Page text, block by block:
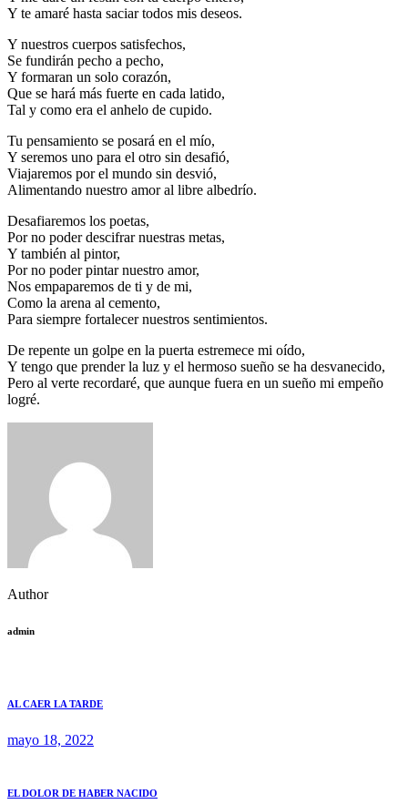
Y te amaré hasta saciar todos mis deseos.
Y nuestros cuerpos satisfechos,
Se fundirán pecho a pecho,
Y formaran un solo corazón,
Que se hará más fuerte en cada latido,
Tal y como era el anhelo de cupido.
Tu pensamiento se posará en el mío,
Y seremos uno para el otro sin desafió,
Viajaremos por el mundo sin desvió,
Alimentando nuestro amor al libre albedrío.
Desafiaremos los poetas,
Por no poder descifrar nuestras metas,
Y también al pintor,
Por no poder pintar nuestro amor,
Nos empaparemos de ti y de mi,
Como la arena al cemento,
Para siempre fortalecer nuestros sentimientos.
De repente un golpe en la puerta estremece mi oído,
Y tengo que prender la luz y el hermoso sueño se ha desvanecido,
Pero al verte recordaré, que aunque fuera en un sueño mi empeño
logré.
Author
admin
AL CAER LA TARDE
mayo 18, 2022
EL DOLOR DE HABER NACIDO